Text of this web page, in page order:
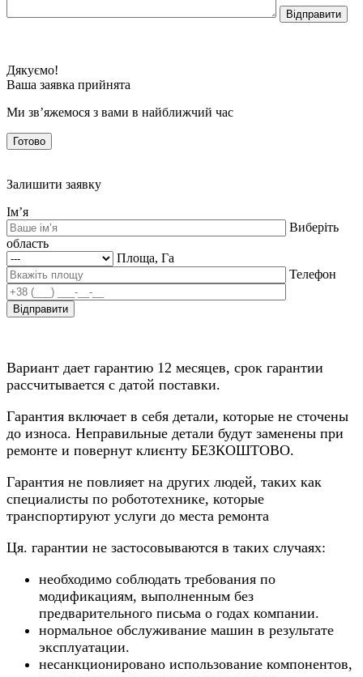
Дякуємо!
Ваша заявка прийнята
Ми зв’яжемося з вами в найближчий час
Готово
Залишити заявку
Ім’я
Виберіть
область
Площа, Га
Телефон
Вариант дает гарантию 12 месяцев, срок гарантии
рассчитывается с датой поставки.
Гарантия включает в себя детали, которые не сточены
до износа. Неправильные детали будут заменены при
ремонте и повернут клиєнту БЕЗКОШТОВО.
Гарантия не повлияет на других людей, таких как
специалисты по робототехнике, которые
транспортируют услуги до места ремонта
Ця. гарантии не застосовываются в таких случаях:
необходимо соблюдать требования по
модификациям, выполненным без
предварительного письма о годах компании.
нормальное обслуживание машин в результате
эксплуатации.
несанкционировано использование компонентов,